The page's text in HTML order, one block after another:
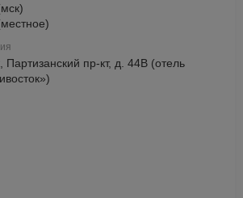
Партизанский пр-кт, д. 44В (отель